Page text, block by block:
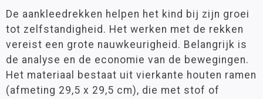
De aankleedrekken helpen het kind bij zijn groei
tot zelfstandigheid. Het werken met de rekken
vereist een grote nauwkeurigheid. Belangrijk is
de analyse en de economie van de bewegingen.
Het materiaal bestaat uit vierkante houten ramen
(afmeting 29,5 x 29,5 cm), die met stof of